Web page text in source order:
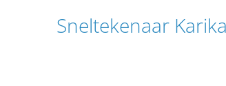
Sneltekenaar